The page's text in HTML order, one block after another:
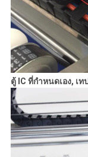
ตู้ IC ที่กําหนดเอง, เท